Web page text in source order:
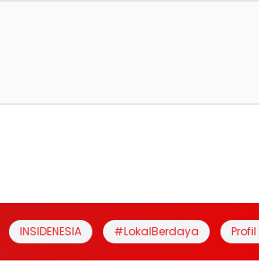
INSIDENESIA #LokalBerdaya